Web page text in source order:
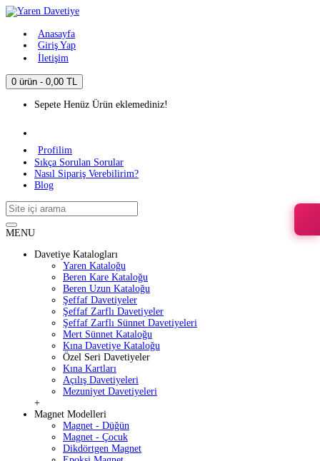
Anasayfa
Giriş Yap
İletişim
0 ürün - 0,00 TL
Sepete Henüz Ürün eklemediniz!
Profilim
Sıkça Sorulan Sorular
Nasıl Sipariş Verebilirim?
Blog
MENU
Davetiye Katalogları
Yaren Kataloğu
Beren Kare Kataloğu
Beren Uzun Kataloğu
Şeffaf Davetiyeler
Şeffaf Zarflı Davetiyeler
Şeffaf Zarflı Sünnet Davetiyeleri
Mert Sünnet Kataloğu
Kına Davetiye Kataloğu
Özel Seri Davetiyeler
Kına Kartları
Açılış Davetiyeleri
Mezuniyet Davetiyeleri
+
Magnet Modelleri
Magnet - Düğün
Magnet - Çocuk
Dikdörtgen Magnet